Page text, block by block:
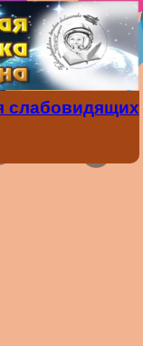
слабовидящих